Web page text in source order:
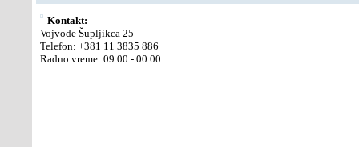
Kontakt:
Vojvode Šupljikca 25
Telefon: +381 11 3835 886
Radno vreme: 09.00 - 00.00